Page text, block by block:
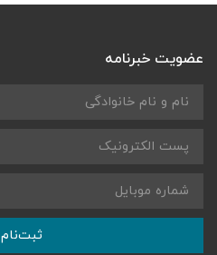
عضویت خبرنامه
ثبت‌نام